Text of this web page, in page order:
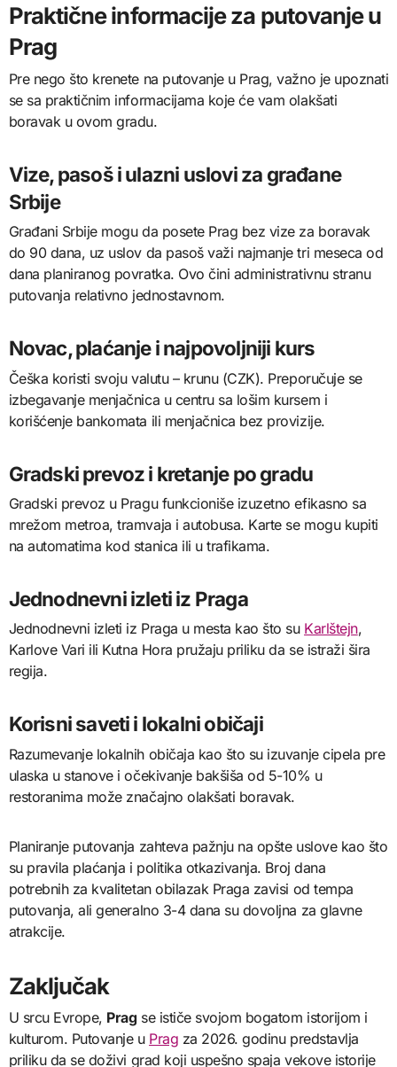
Praktične informacije za putovanje u
Prag
Pre nego što krenete na putovanje u Prag, važno je upoznati
se sa praktičnim informacijama koje će vam olakšati
boravak u ovom gradu.
Vize, pasoš i ulazni uslovi za građane
Srbije
Građani Srbije mogu da posete Prag bez vize za boravak
do 90 dana, uz uslov da pasoš važi najmanje tri meseca od
dana planiranog povratka. Ovo čini administrativnu stranu
putovanja relativno jednostavnom.
Novac, plaćanje i najpovoljniji kurs
Češka koristi svoju valutu – krunu (CZK). Preporučuje se
izbegavanje menjačnica u centru sa lošim kursem i
korišćenje bankomata ili menjačnica bez provizije.
Gradski prevoz i kretanje po gradu
Gradski prevoz u Pragu funkcioniše izuzetno efikasno sa
mrežom metroa, tramvaja i autobusa. Karte se mogu kupiti
na automatima kod stanica ili u trafikama.
Jednodnevni izleti iz Praga
Jednodnevni izleti iz Praga u mesta kao što su Karlštejn,
Karlove Vari ili Kutna Hora pružaju priliku da se istraži šira
regija.
Korisni saveti i lokalni običaji
Razumevanje lokalnih običaja kao što su izuvanje cipela pre
ulaska u stanove i očekivanje bakšiša od 5-10% u
restoranima može značajno olakšati boravak.
Planiranje putovanja zahteva pažnju na opšte uslove kao što
su pravila plaćanja i politika otkazivanja. Broj dana
potrebnih za kvalitetan obilazak Praga zavisi od tempa
putovanja, ali generalno 3-4 dana su dovoljna za glavne
atrakcije.
Zaključak
U srcu Evrope, Pragse ističe svojom bogatom istorijom i
kulturom. Putovanje u Prag za 2026. godinu predstavlja
priliku da se doživi grad koji uspešno spaja vekove istorije